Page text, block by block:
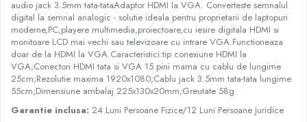
Pistoale de Lipit
Termoizolatii si accesorii
Ventilatie si Climatizare
Accesorii climatizare
Aeroterme
Purificatoare si umidificatoare aer
Rasnite
Rasnite mirodenii
Legrand
Schneider
Tablouri sigurante
Tub PVC
Amplificatoare
audio jack 3.5mm tata-tataAdaptor HDMI la VGA. Converteste semnalul
digital la semnal analogic - solutie ideala pentru proprietarii de laptopuri
moderne,PC,playere multimedia,proiectoare,cu iesire digitala HDMI si
monitoare LCD mai vechi sau televizoare cu intrare VGA.Functioneaza
doar de la HDMI la VGA.Caracteristici:tip conexiune HDMI la
VGA;Conectori HDMI tata si VGA 15 pini mama cu cablu de lungime
25cm;Rezolutie maxima 1920x1080;Cablu jack 3.5mm tata-tata lungime
55cm;Dimensiune ambalaj 225x130x20mm;Greutate 58g
Garantie inclusa: 24 Luni Persoane Fizice/12 Luni Persoane Juridice